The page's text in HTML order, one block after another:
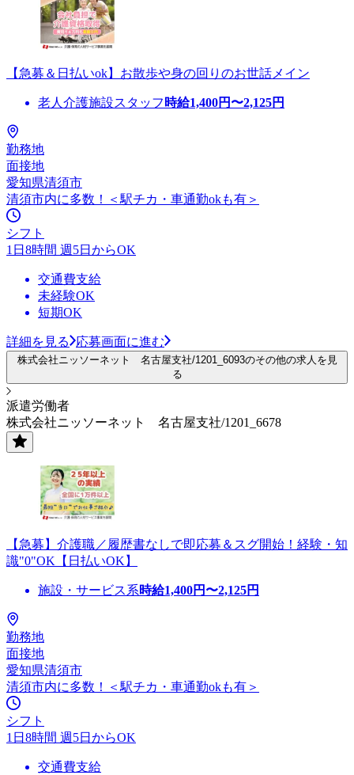
【急募＆日払いok】お散歩や身の回りのお世話メイン
老人介護施設スタッフ 時給1,400円〜2,125円
勤務地
面接地
愛知県清須市
清須市内に多数！＜駅チカ・車通勤okも有＞
シフト
1日8時間 週5日からOK
交通費支給
未経験OK
短期OK
詳細を見る 応募画面に進む
株式会社ニッソーネット 名古屋支社/1201_6093のその他の求人を見
る
派遣労働者
株式会社ニッソーネット 名古屋支社/1201_6678
【急募】介護職／履歴書なしで即応募＆スグ開始！経験・知
識"0"OK【日払いOK】
施設・サービス系時給1,400円〜2,125円
勤務地
面接地
愛知県清須市
清須市内に多数！＜駅チカ・車通勤okも有＞
シフト
1日8時間 週5日からOK
交通費支給